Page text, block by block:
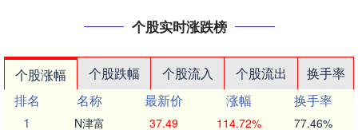
个股实时涨跌榜
个股涨幅 个股跌幅 个股流入 个股流出
换手率
排名
名称 最新价 涨幅
换手率
1
N津富 37.49 114.72% 77.46%